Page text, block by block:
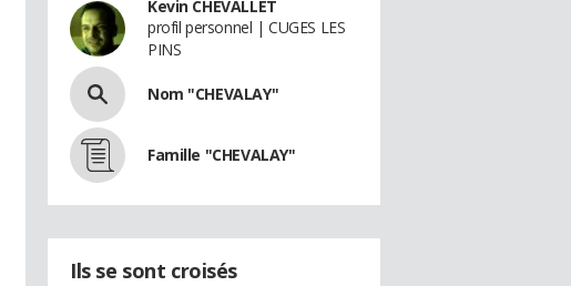
Kevin CHEVALLET
profil personnel | CUGES LES
PINS
Nom "CHEVALAY"
Famille "CHEVALAY"
Ils se sont croisés